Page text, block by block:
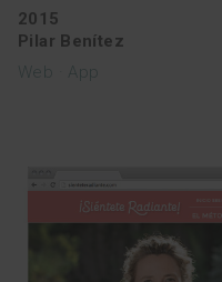
2015
Pilar Benítez
Web · App